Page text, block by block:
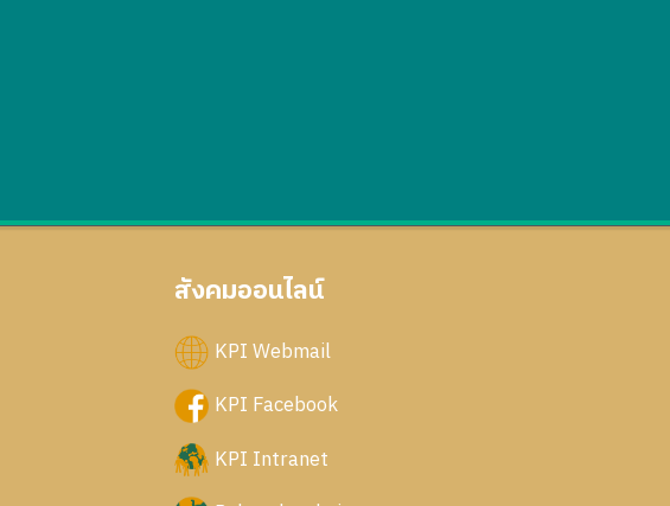
สังคมออนไลน์
KPI Webmail
KPI Facebook
KPI Intranet